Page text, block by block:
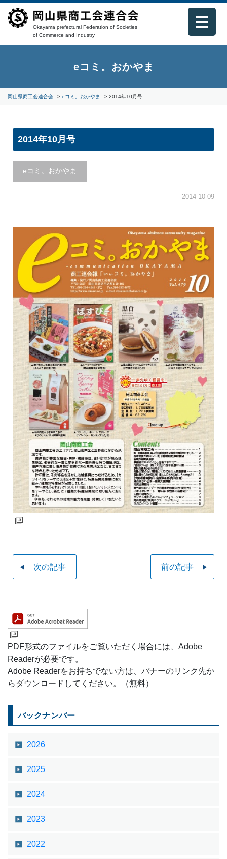
Okayama prefectural Federation of Societies
of Commerce and Industry
eコミ。おかやま
岡山県商工会連合会 > eコミ。おかやま > 2014年10月号
2014年10月号
eコミ。おかやま
2014-10-09
次の記事 前の記事
PDF形式のファイルをご覧いただく場合には、Adobe
Readerが必要です。
Adobe Readerをお持ちでない方は、バナーのリンク先か
らダウンロードしてください。（無料）
バックナンバー
2026
2025
2024
2023
2022